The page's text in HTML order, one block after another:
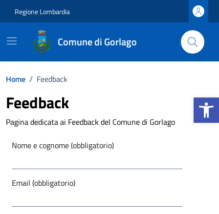
Apri la
Regione Lombardia
Comune di Gorlago
Home / Feedback
Feedback
Pagina dedicata ai Feedback del Comune di Gorlago
Nome e cognome (obbligatorio)
Email (obbligatorio)